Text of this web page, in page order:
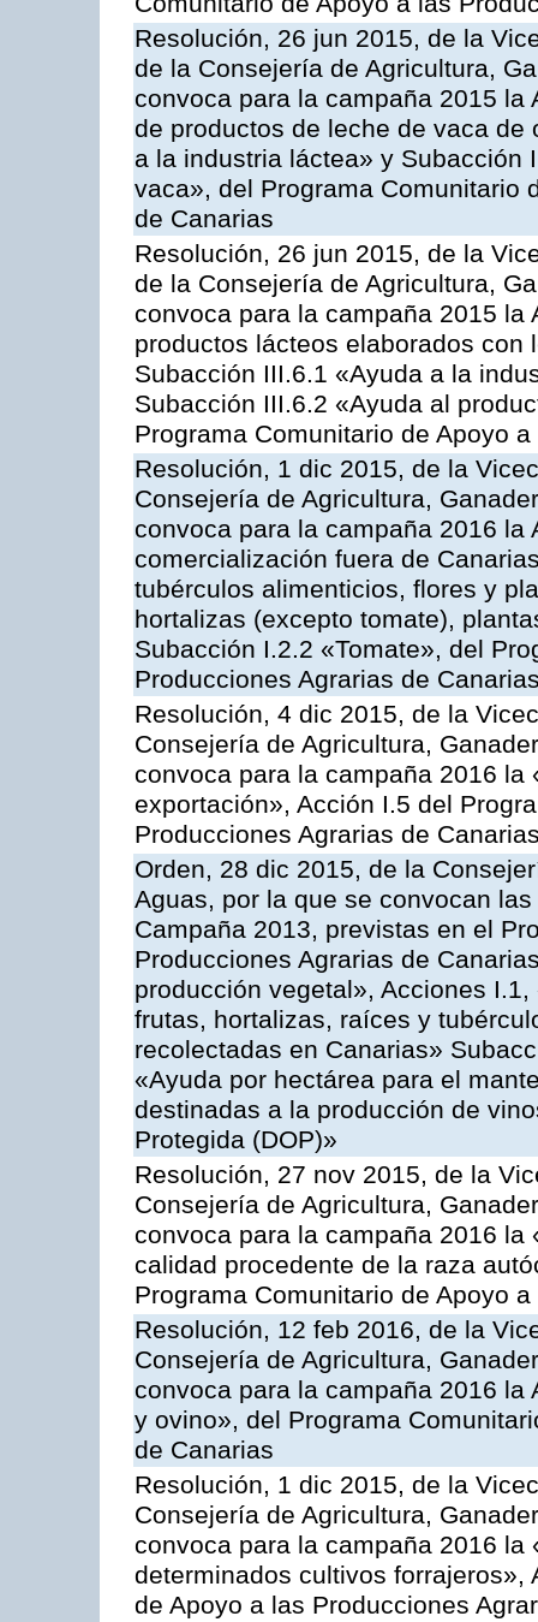
Resolución, 26 jun 2015, de la
de la Consejería de Agricultura,
convoca para la campaña 2015
de productos de leche de vaca
a la industria láctea» y Subacción
vaca», del Programa Comunitario
de Canarias
Resolución, 26 jun 2015, de la
de la Consejería de Agricultura,
convoca para la campaña 2015
productos lácteos elaborados
Subacción III.6.1 «Ayuda a la
Subacción III.6.2 «Ayuda al
Programa Comunitario de Apoyo
Resolución, 1 dic 2015, de la
Consejería de Agricultura,
convoca para la campaña 2016 la
comercialización fuera de
tubérculos alimenticios, flores y
hortalizas (excepto tomate),
Subacción I.2.2 «Tomate», del
Producciones Agrarias de
Resolución, 4 dic 2015, de la
Consejería de Agricultura,
convoca para la campaña 2016
exportación», Acción I.5 del
Producciones Agrarias de
Orden, 28 dic 2015, de la
Aguas, por la que se convocan
Campaña 2013, previstas en el
Producciones Agrarias de
producción vegetal», Acciones
frutas, hortalizas, raíces y
recolectadas en Canarias»
«Ayuda por hectárea para el
destinadas a la producción de
Protegida (DOP)»
Resolución, 27 nov 2015, de la
Consejería de Agricultura,
convoca para la campaña 2016
calidad procedente de la raza
Programa Comunitario de Apoyo
Resolución, 12 feb 2016, de la
Consejería de Agricultura,
convoca para la campaña 2016
y ovino», del Programa
de Canarias
Resolución, 1 dic 2015, de la
Consejería de Agricultura,
convoca para la campaña 2016 la
determinados cultivos forrajeros»,
de Apoyo a las Producciones